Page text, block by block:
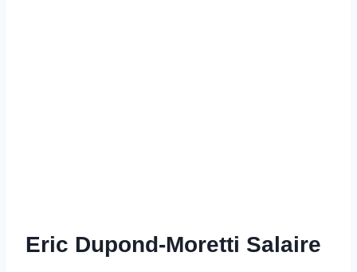
Eric Dupond-Moretti Salaire